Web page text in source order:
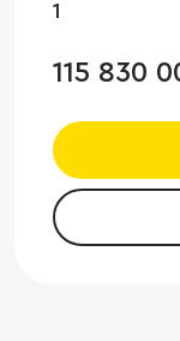
1
115 830